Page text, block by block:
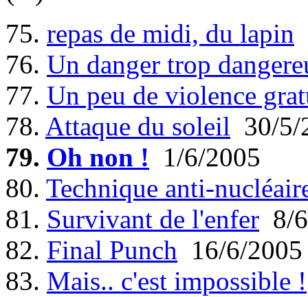
75. repas de midi, du lapin
76. Un danger trop
77. Un peu de violence
78. Attaque du soleil 30/5/
79. Oh non !
1/6/2005
80. Technique anti-
81. Survivant de l'enfer 8/
82. Final Punch 16/6/2005
83. Mais.. c'est impossible !